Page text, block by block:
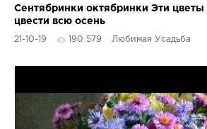
Сентябринки октябринки Эти цветы
цвести всю осень
21-10-19 190 579 Любимая Усадьба